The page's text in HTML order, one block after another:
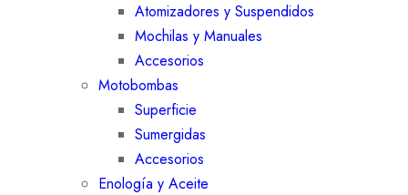
Atomizadores y Suspendidos
Mochilas y Manuales
Accesorios
Motobombas
Superficie
Sumergidas
Accesorios
Enología y Aceite